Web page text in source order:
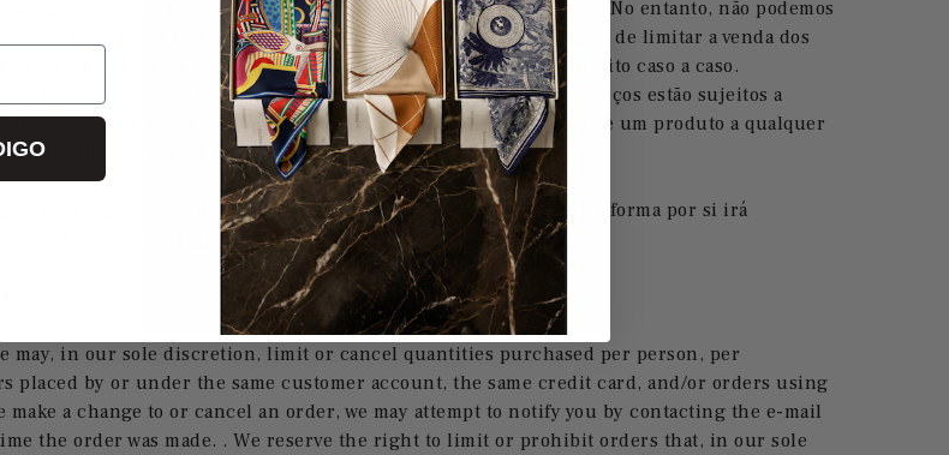
possível as cores e imagens dos produtos apresentados na loja. No entanto, não podemos
Reservamo-nos o direito, mas não temos qualquer obrigação, de limitar a venda dos
ou jurisdição em particular. Autorizamo-nos a exercer este direito caso a caso.
serviços que oferecemos. Todas as descrições de produtos e preços estão sujeitos a
critério. Reservamo-nos o direito de descontinuar a venda de um produto a qualquer
site é nula onde for proibida por lei.
informações ou outros materiais adquiridos ou obtidos de outra forma por si irá
Serviço serão corrigidos.
may, in our sole discretion, limit or cancel quantities purchased per person, per
by or under the same customer account, the same credit card, and/or orders using
a change to or cancel an order, we may attempt to notify you by contacting the e-mail
the order was made. . We reserve the right to limit or prohibit orders that, in our sole